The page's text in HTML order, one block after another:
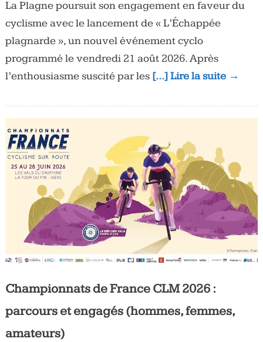
La Plagne poursuit son engagement en faveur du
cyclisme avec le lancement de « L’Échappée
plagnarde », un nouvel événement cyclo
programmé le vendredi 21 août 2026. Après
l’enthousiasme suscité par les […] Lire la suite →
Championnats de France CLM 2026 :
parcours et engagés (hommes, femmes,
amateurs)